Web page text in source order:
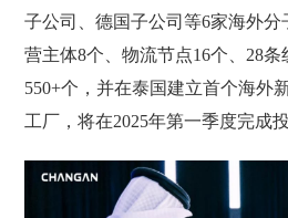
子公司、德国子公司等6家海外
营主体8个、物流节点16个、28
550+个，并在泰国建立首个海
工厂，将在2025年第一季度完成